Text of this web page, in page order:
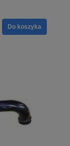
Do koszyka